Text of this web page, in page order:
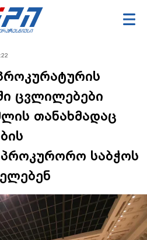
ცვლილებები
თანახმადაც
საბჭოს